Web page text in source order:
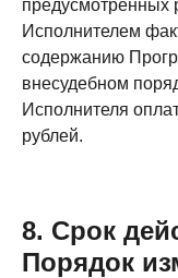
предусмотренных
Исполнителем
содержанию
внесудебном
Исполнителя
рублей.
8. Срок
Порядок